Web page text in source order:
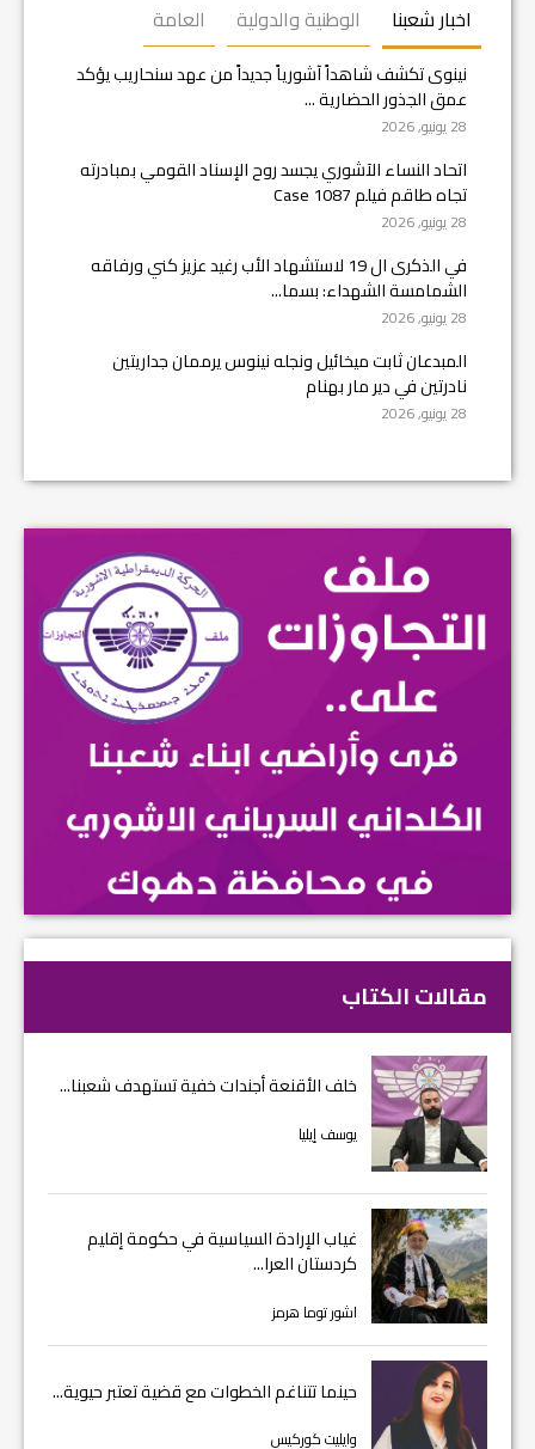
اخبار شعبنا الوطنية والدولية العامة
نينوى تكشف شاهداً آشورياً جديداً من عهد سنحاريب يؤكد
عمق الجذور الحضارية ...
28 يونيو, 2026
اتحاد النساء الآشوري يجسد روح الإسناد القومي بمبادرته
تجاه طاقم فيلم Case 1087
28 يونيو, 2026
في الذكرى ال 19 لاستشهاد الأب رغيد عزيز كني ورفاقه
الشمامسة الشهداء: بسما...
28 يونيو, 2026
المبدعان ثابت ميخائيل ونجله نينوس يرممان جداريتين
نادرتين في دير مار بهنام
28 يونيو, 2026
مقالات الكتاب
خلف الأقنعة أجندات خفية تستهدف شعبنا...
يوسف إيليا
غياب الإرادة السياسية في حكومة إقليم
كردستان العرا...
اشور توما هرمز
حينما تتناغم الخطوات مع قضية تعتبر حيوية...
وايليت كوركيس